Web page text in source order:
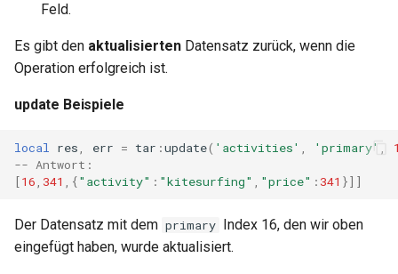
Feld.
Es gibt den aktualisierten Datensatz zurück, wenn die
Operation erfolgreich ist.
update Beispiele
local res err = tar :update( 'activities' 'primary'
-- Antwort:
[16 341 ,{"activity" : "kitesurfing" "price" : 341 }]]
Der Datensatz mit dem primary Index 16, den wir oben
eingefügt haben, wurde aktualisiert.